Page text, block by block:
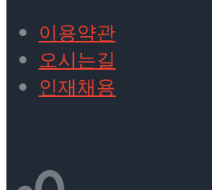
이용약관
오시는길
인재채용